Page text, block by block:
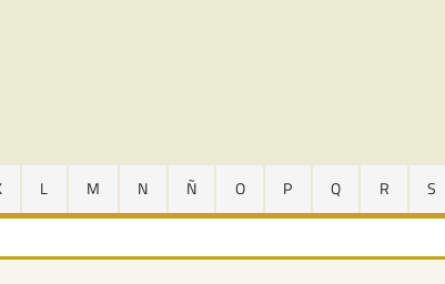
L M N Ñ O P Q R S